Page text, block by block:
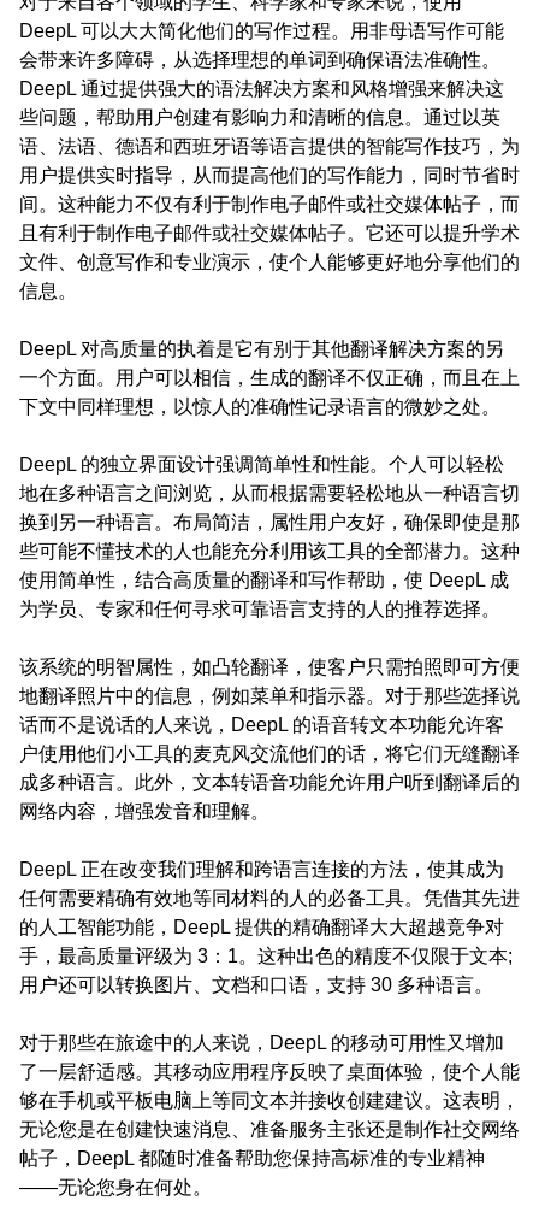
DeepL 可以大大简化他们的写作过程。用非母语写作可能
会带来许多障碍，从选择理想的单词到确保语法准确性。
DeepL 通过提供强大的语法解决方案和风格增强来解决这
些问题，帮助用户创建有影响力和清晰的信息。通过以英
语、法语、德语和西班牙语等语言提供的智能写作技巧，为
用户提供实时指导，从而提高他们的写作能力，同时节省时
间。这种能力不仅有利于制作电子邮件或社交媒体帖子，而
且有利于制作电子邮件或社交媒体帖子。它还可以提升学术
文件、创意写作和专业演示，使个人能够更好地分享他们的
信息。
DeepL 对高质量的执着是它有别于其他翻译解决方案的另
一个方面。用户可以相信，生成的翻译不仅正确，而且在上
下文中同样理想，以惊人的准确性记录语言的微妙之处。
DeepL 的独立界面设计强调简单性和性能。个人可以轻松
地在多种语言之间浏览，从而根据需要轻松地从一种语言切
换到另一种语言。布局简洁，属性用户友好，确保即使是那
些可能不懂技术的人也能充分利用该工具的全部潜力。这种
使用简单性，结合高质量的翻译和写作帮助，使 DeepL 成
为学员、专家和任何寻求可靠语言支持的人的推荐选择。
该系统的明智属性，如凸轮翻译，使客户只需拍照即可方便
地翻译照片中的信息，例如菜单和指示器。对于那些选择说
话而不是说话的人来说，DeepL 的语音转文本功能允许客
户使用他们小工具的麦克风交流他们的话，将它们无缝翻译
成多种语言。此外，文本转语音功能允许用户听到翻译后的
网络内容，增强发音和理解。
DeepL 正在改变我们理解和跨语言连接的方法，使其成为
任何需要精确有效地等同材料的人的必备工具。凭借其先进
的人工智能功能，DeepL 提供的精确翻译大大超越竞争对
手，最高质量评级为 3：1。这种出色的精度不仅限于文本;
用户还可以转换图片、文档和口语，支持 30 多种语言。
对于那些在旅途中的人来说，DeepL 的移动可用性又增加
了一层舒适感。其移动应用程序反映了桌面体验，使个人能
够在手机或平板电脑上等同文本并接收创建建议。这表明，
无论您是在创建快速消息、准备服务主张还是制作社交网络
帖子，DeepL 都随时准备帮助您保持高标准的专业精神
——无论您身在何处。